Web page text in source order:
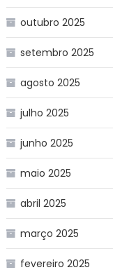
outubro 2025
setembro 2025
agosto 2025
julho 2025
junho 2025
maio 2025
abril 2025
março 2025
fevereiro 2025